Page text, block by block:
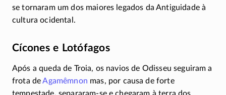
se tornaram um dos maiores legados da Antiguidade à
cultura ocidental.
Cícones e Lotófagos
Após a queda de Troia, os navios de Odisseu seguiram a
frota deAgamêmnon mas, por causa de forte